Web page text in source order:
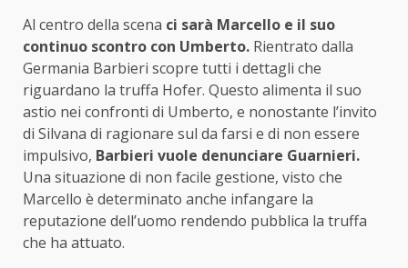
Al centro della scena ci sarà Marcello e il suo
continuo scontro con Umberto. Rientrato dalla
Germania Barbieri scopre tutti i dettagli che
riguardano la truffa Hofer. Questo alimenta il suo
astio nei confronti di Umberto, e nonostante l’invito
di Silvana di ragionare sul da farsi e di non essere
impulsivo, Barbieri vuole denunciare Guarnieri.
Una situazione di non facile gestione, visto che
Marcello è determinato anche infangare la
reputazione dell’uomo rendendo pubblica la truffa
che ha attuato.